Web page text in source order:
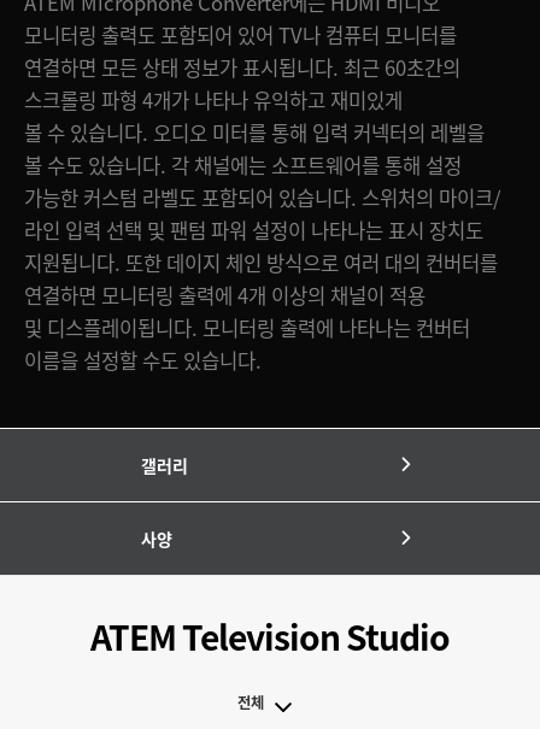
모니터링 출력도 포함되어 있어 TV나 컴퓨터 모니터를
연결하면 모든 상태 정보가 표시됩니다. 최근 60초간의
스크롤링 파형 4개가 나타나 유익하고 재미있게
볼 수 있습니다. 오디오 미터를 통해 입력 커넥터의 레벨을
볼 수도 있습니다. 각 채널에는 소프트웨어를 통해 설정
가능한 커스텀 라벨도 포함되어 있습니다. 스위처의 마이크/
라인 입력 선택 및 팬텀 파워 설정이 나타나는 표시 장치도
지원됩니다. 또한 데이지 체인 방식으로 여러 대의 컨버터를
연결하면 모니터링 출력에 4개 이상의 채널이 적용
및 디스플레이됩니다. 모니터링 출력에 나타나는 컨버터
이름을 설정할 수도 있습니다.
갤러리
사양
ATEM Television Studio
전체